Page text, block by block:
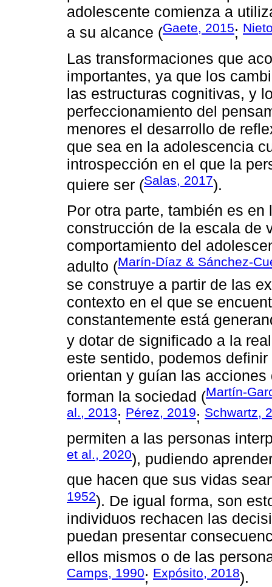
adolescente comienza a
a su alcance (Gaete, 2015;
Las transformaciones que
importantes, ya que los
las estructuras cognitivas, y
perfeccionamiento del
menores el desarrollo de
que sea en la adolescencia
introspección en el que la
quiere ser (Salas, 2017).
Por otra parte, también es
construcción de la escala de
comportamiento del
adulto (Marín-Díaz & Sánchez-
se construye a partir de las
contexto en el que se
constantemente está
y dotar de significado a la
este sentido, podemos
orientan y guían las
forman la sociedad (Martín-
al., 2013; Pérez, 2019; Schwartz,
permiten a las personas
et al., 2020), pudiendo
que hacen que sus vidas
1952). De igual forma, son
individuos rechacen las
puedan presentar
ellos mismos o de las
Camps, 1990; Expósito, 2018).